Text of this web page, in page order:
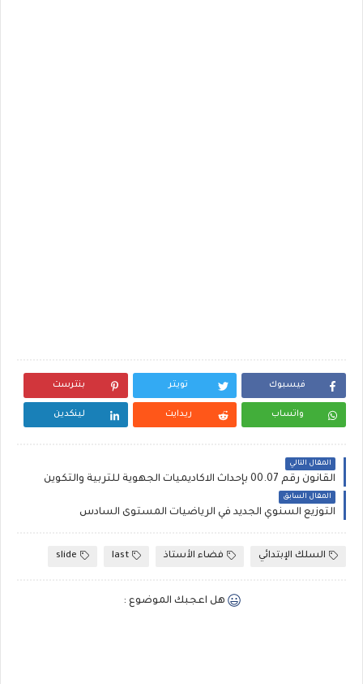
فيسبوك تويتر بنترست
واتساب ريدايت لينكدين
المقال التالي
القانون رقم 00.07 بإحداث الاكاديميات الجهوية للتربية والتكوين
المقال السابق
التوزيع السنوي الجديد في الرياضيات المستوى السادس
السلك الإبتدائي فضاء الأستاذ last
slide
هل اعجبك الموضوع :